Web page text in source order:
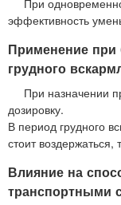
При
эффективность
Применение при
грудного
При назначении
дозировку.
В период грудного
стоит воздержаться,
Влияние на
транспортными